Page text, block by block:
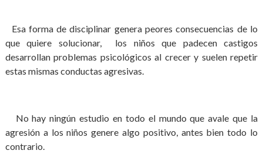
Esa forma de disciplinar genera peores consecuencias de lo
que quiere solucionar, los niños que padecen castigos
desarrollan problemas psicológicos al crecer y suelen repetir
estas mismas conductas agresivas.
No hay ningún estudio en todo el mundo que avale que la
agresión a los niños genere algo positivo, antes bien todo lo
contrario.